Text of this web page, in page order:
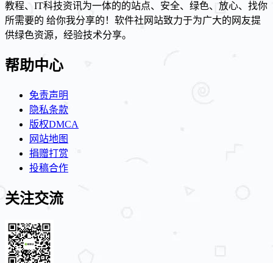
教程、IT科技资讯为一体的的站点、安全、绿色、放心、找你
所需要的 给你我分享的！软件社网站致力于为广大的网友提
供绿色资源，经验技术分享。
帮助中心
免责声明
隐私条款
版权DMCA
网站地图
捐赠打赏
投稿合作
关注交流